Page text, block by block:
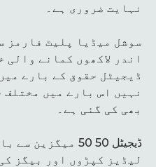
نہایت ضروری ہے۔
سوشل میڈیا پلیٹ فارمز
اندر لاکھوں کمانے
ڈیجیٹل حقوق کے بارے
نہیں اس بارے میں
بھی کی گئی ہے۔
لیڈیز کپڑوں اور بیگز